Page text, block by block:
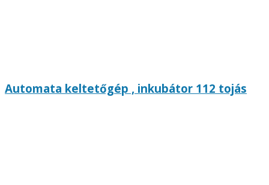
Automata keltetőgép , inkubátor 112 tojás